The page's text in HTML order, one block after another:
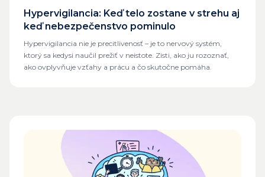
Hypervigilancia: Keď telo zostane v strehu aj
keď nebezpečenstvo pominulo
Hypervigilancia nie je precitlivenosť – je to nervový systém,
ktorý sa kedysi naučil prežiť v neistote. Zisti, ako ju rozoznať,
ako ovplyvňuje vzťahy a prácu a čo skutočne pomáha.